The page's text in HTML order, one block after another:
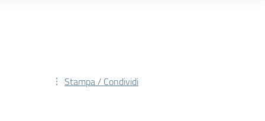
Stampa / Condividi